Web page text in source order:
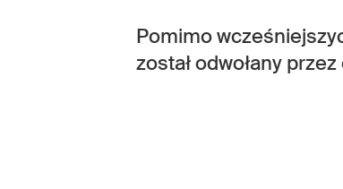
Pomimo
został odwołany